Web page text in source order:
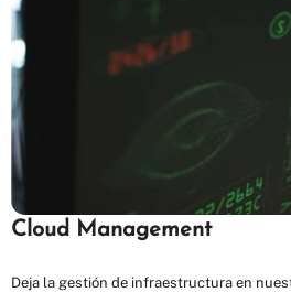
Cloud Management
Deja la gestión de infraestructura en